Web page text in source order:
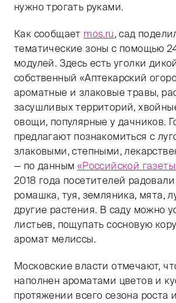
нужно трогать руками.
Как сообщает mos.ru, сад
тематические зоны с помощью
модулей. Здесь есть уголки
собственный «Аптекарский
ароматные и злаковые травы,
засушливых территорий,
овощи, популярные у дачников.
предлагают познакомиться с
злаковыми, степными,
— по данным «Российской
2018 года посетителей
ромашка, туя, земляника, мята,
другие растения. В саду можно
листьев, пощупать сосновую
аромат мелиссы.
Московские власти отмечают,
наполнен ароматами цветов и
протяжении всего сезона роста